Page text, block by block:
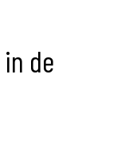
de